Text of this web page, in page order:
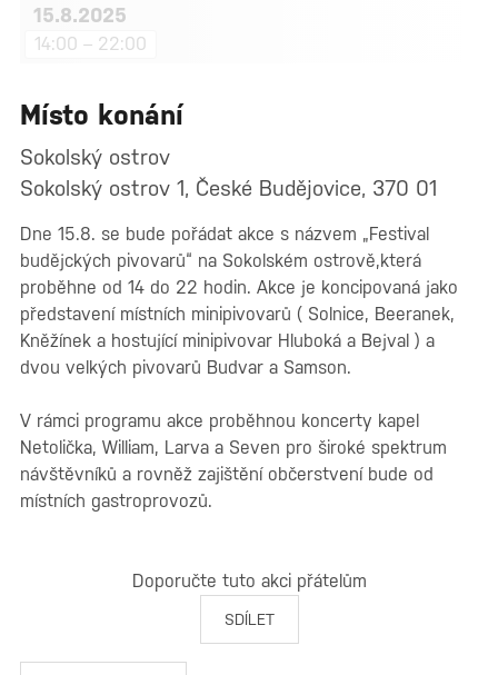
15.8.2025
14:00 – 22:00
Místo konání
Sokolský ostrov
Sokolský ostrov 1, České Budějovice, 370 01
Dne 15.8. se bude pořádat akce s názvem „Festival
budějckých pivovarů“ na Sokolském ostrově,která
proběhne od 14 do 22 hodin. Akce je koncipovaná jako
představení místních minipivovarů ( Solnice, Beeranek,
Kněžínek a hostující minipivovar Hluboká a Bejval ) a
dvou velkých pivovarů Budvar a Samson.
V rámci programu akce proběhnou koncerty kapel
Netolička, William, Larva a Seven pro široké spektrum
návštěvníků a rovněž zajištění občerstvení bude od
místních gastroprovozů.
Doporučte tuto akci přátelům
SDÍLET